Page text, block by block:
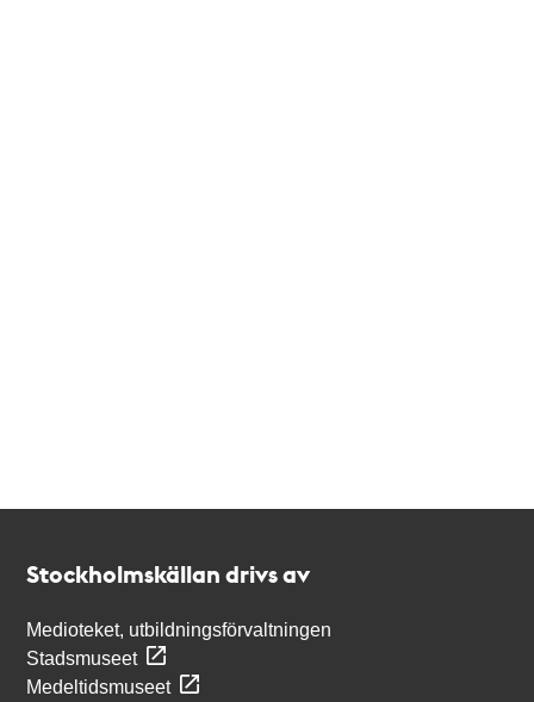
Stockholmskällan drivs av
Medioteket, utbildningsförvaltningen
Stadsmuseet
Medeltidsmuseet